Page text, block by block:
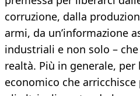
corruzione, dalla
armi, da un’informazione
industriali e non solo –
realtà. Più in generale,
economico che